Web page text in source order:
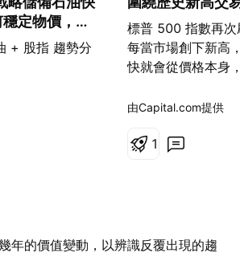
定物價，嬰
高利率
+ 股指 趨勢分
標普 500 指數再次
每當市場創下新高
快就會從價格本身
經漲過頭？估值是
進行交易，需要採
常見的說法之一就
由Capital.com提供
1
年的價值變動，以辨識反覆出現的趨